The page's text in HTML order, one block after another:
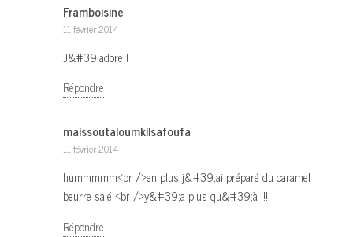
Framboisine
11 février 2014
J&#39;adore !
Répondre
maissoutaloumkilsafoufa
11 février 2014
hummmmm<br />en plus j&#39;ai préparé du caramel
beurre salé <br />y&#39;a plus qu&#39;à !!!
Répondre